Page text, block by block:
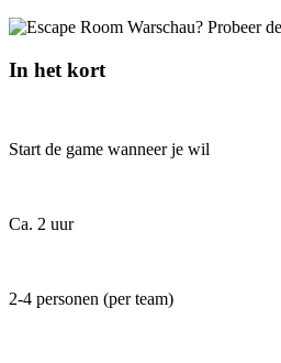
In het kort
Start de game wanneer je wil
Ca. 2 uur
2-4 personen (per team)